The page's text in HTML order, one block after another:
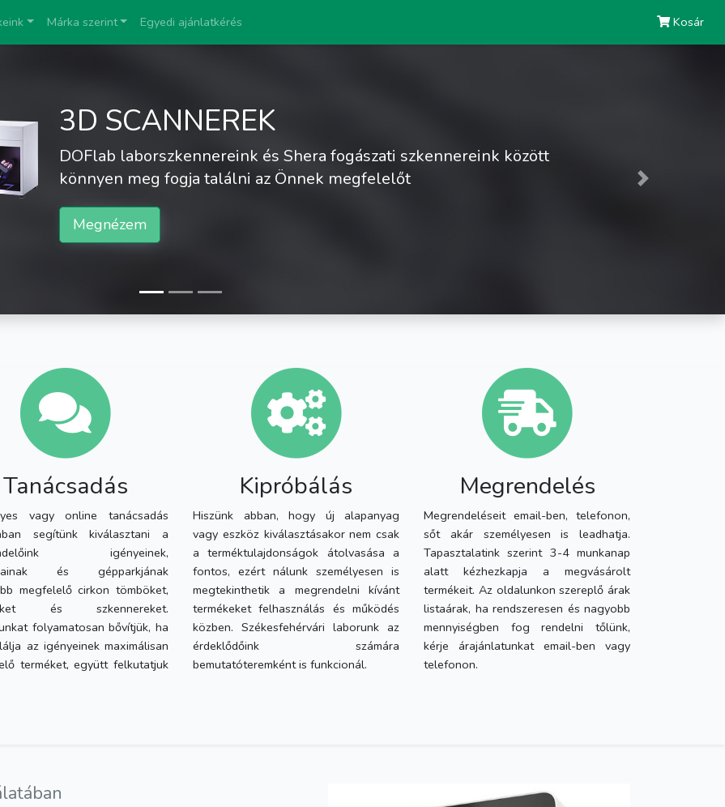
Márka szerint Egyedi ajánlatkérés Kosár
SCANNEREK
laborszkennereink és Shera fogászati szkennereink között
meg fogja találni az Önnek megfelelőt
Next
Tanácsadás
vagy online tanácsadás
segítünk kiválasztani a
igényeinek,
és gépparkjának
megfelelő cirkon tömböket,
és szkennereket.
folyamatosan bővítjük, ha
az igényeinek maximálisan
terméket, együtt felkutatjuk
Kipróbálás
Hiszünk abban, hogy új alapanyag
vagy eszköz kiválasztásakor nem csak
a terméktulajdonságok átolvasása a
fontos, ezért nálunk személyesen is
megtekinthetik a megrendelni kívánt
termékeket felhasználás és működés
közben. Székesfehérvári laborunk az
érdeklődőink számára
bemutatóteremként is funkcionál.
Megrendelés
Megrendeléseit email-ben, telefonon,
sőt akár személyesen is leadhatja.
Tapasztalatink szerint 3-4 munkanap
alatt kézhezkapja a megvásárolt
termékeit. Az oldalunkon szereplő árak
listaárak, ha rendszeresen és nagyobb
mennyiségben fog rendelni tőlünk,
kérje árajánlatunkat email-ben vagy
telefonon.